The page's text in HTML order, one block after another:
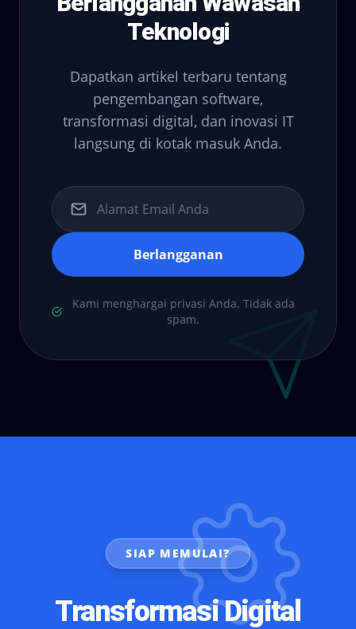
Teknologi
Dapatkan artikel terbaru tentang
pengembangan software,
transformasi digital, dan inovasi IT
langsung di kotak masuk Anda.
Berlangganan
Kami menghargai privasi Anda. Tidak ada
spam.
SIAP MEMULAI?
Transformasi Digital